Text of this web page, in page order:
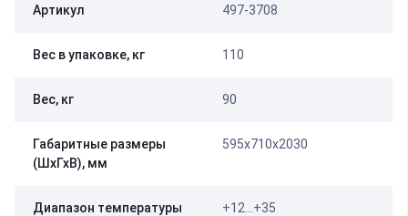
Артикул 497-3708
Вес в упаковке, кг 110
Вес, кг 90
Габаритные размеры
(ШхГхВ), мм
595х710х2030
Диапазон температуры
+12...+35